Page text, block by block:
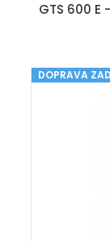
DOPRAVA